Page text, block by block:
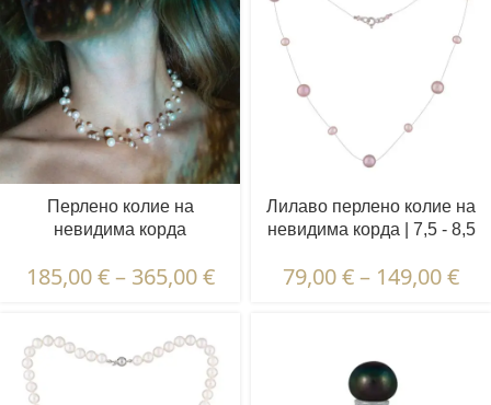
Перлено колие на
невидима корда
9,5 мм | Барокови и кръгли
185,00€ – 365,00€
Лилаво перлено колие на
невидима корда | 7,5 - 8,5
79,00€– 149,00€